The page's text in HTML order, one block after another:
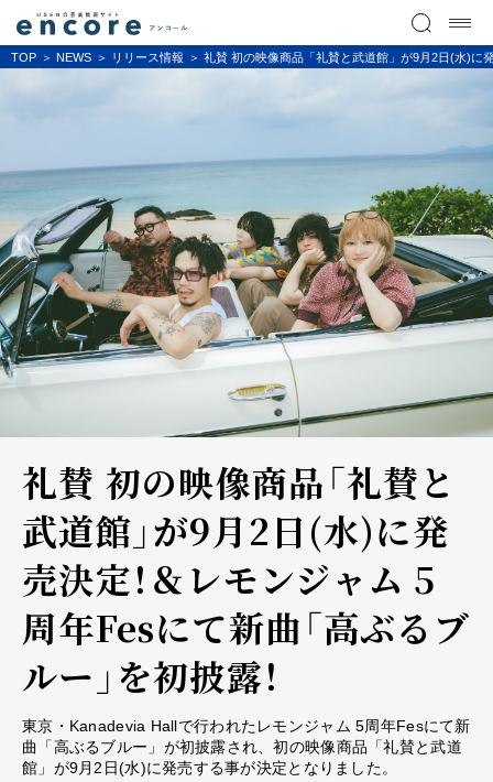
TOP NEWS リリース情報 礼賛 初の映像商品「礼賛と武道館」が9月2日(水)に
礼賛 初の映像商品「礼賛と
武道館」が9月2日(水)に発
売決定！＆レモンジャム 5
周年Fesにて新曲「高ぶるブ
ルー」を初披露！
東京・Kanadevia Hallで行われたレモンジャム 5周年Fesにて新
曲「高ぶるブルー」が初披露され、初の映像商品「礼賛と武道
館」が9月2日(水)に発売する事が決定となりました。